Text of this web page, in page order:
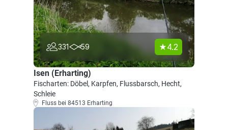
331 59 4.2
Isen (Erharting)
Fischarten: Döbel, Karpfen, Flussbarsch, Hecht,
Schleie
Fluss bei 84513 Erharting